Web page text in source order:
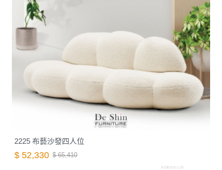
2225 布藝沙發四人位
$ 52,330 $ 65,410
A108.810-1.25